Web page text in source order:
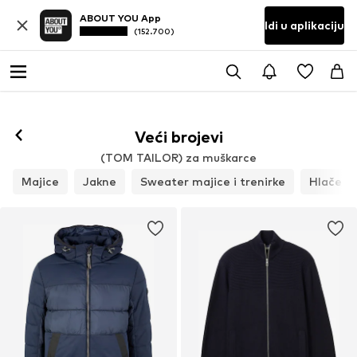
ABOUT YOU App
(152.700) Idi u aplikaciju
Veći brojevi
(TOM TAILOR) za muškarce
Majice
Jakne Sweater majice i trenirke Hlače